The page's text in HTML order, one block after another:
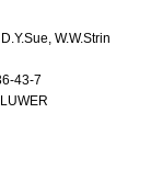
W.W.Strin
43-7